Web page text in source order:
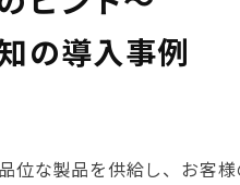
の導入事例
な製品を供給し、お客